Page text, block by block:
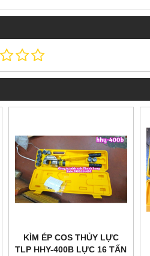
KÌM ÉP COS THỦY LỰC
TLP HHY-400B LỰC 16 TẤN